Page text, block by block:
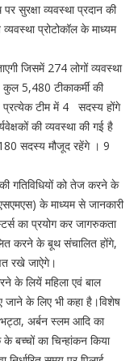
सुरक्षा व्यवस्था प्रदान की
प्रोटोकॉल के माध्यम
जिसमें 274 लोगों व्यवस्था
5,480 टीकाकर्मी की
प्रत्येक टीम में 4 सदस्य होंगे
की व्यवस्था की गई है
सदस्य मौजूद रहेंगे । 9
गतिविधियों को तेज करने के
के माध्यम से जानकारी
का प्रयोग कर जागरुकता
करने के बूथ संचालित होंगे,
रखे जाऐगे।
के लियें महिला एवं बाल
जाने के लिए भी कहा है।विशेष
भट्ठा, अर्बन स्लम आदि का
बच्चों का चिन्हांकन किया